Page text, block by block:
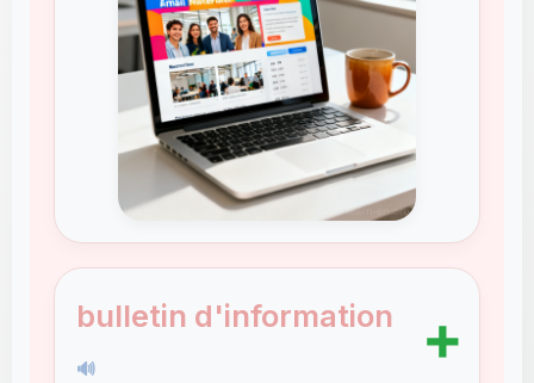
bulletin d'information
🔊
➕